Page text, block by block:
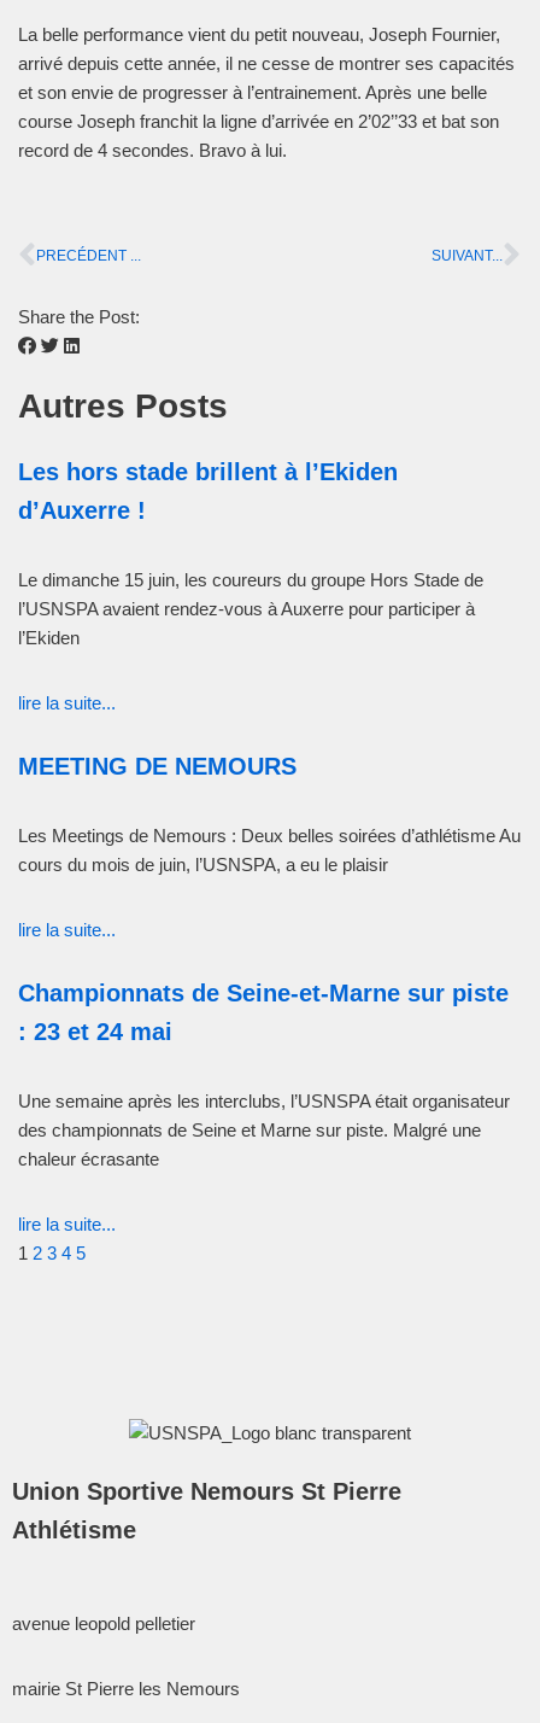
La belle performance vient du petit nouveau, Joseph Fournier,
arrivé depuis cette année, il ne cesse de montrer ses capacités
et son envie de progresser à l’entrainement. Après une belle
course Joseph franchit la ligne d’arrivée en 2’02’’33 et bat son
record de 4 secondes. Bravo à lui.
PRECÉDENT ... SUIVANT...
Share the Post:
Autres Posts
Les hors stade brillent à l’Ekiden
d’Auxerre !
Le dimanche 15 juin, les coureurs du groupe Hors Stade de
l’USNSPA avaient rendez-vous à Auxerre pour participer à
l’Ekiden
lire la suite...
MEETING DE NEMOURS
Les Meetings de Nemours : Deux belles soirées d’athlétisme Au
cours du mois de juin, l’USNSPA, a eu le plaisir
lire la suite...
Championnats de Seine-et-Marne sur piste
: 23 et 24 mai
Une semaine après les interclubs, l’USNSPA était organisateur
des championnats de Seine et Marne sur piste. Malgré une
chaleur écrasante
lire la suite...
1 2 3 4 5
Union Sportive Nemours St Pierre
Athlétisme
avenue leopold pelletier
mairie St Pierre les Nemours